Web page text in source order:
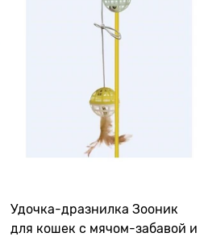
Удочка-дразнилка Зооник
для кошек с мячом-забавой и